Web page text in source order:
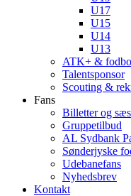
U17
U15
U14
U13
ATK+ &
Talentsponsor
Scouting &
Fans
Billetter og
Gruppetilbud
AL Sydbank
Sønderjyske
Udebanefans
Nyhedsbrev
Kontakt